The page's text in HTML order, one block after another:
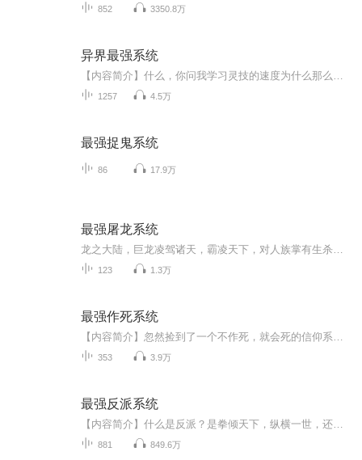
852 3350.8万
异界最强系统
1257 4.5万
最强捉鬼系统
86 17.9万
最强屠龙系统
123 1.3万
最强作死系统
353 3.9万
最强反派系统
881 849.6万